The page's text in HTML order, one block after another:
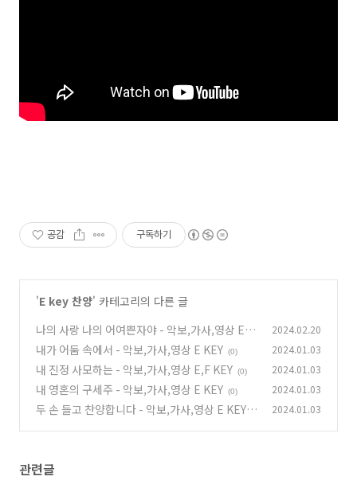
공감 구독하기
'E key 찬양' 카테고리의 다른 글
나의 사랑 나의 어여쁜자야 - 악보,가사,영상 E K
EY (0)
2024.02.20
내가 어둠 속에서 - 악보,가사,영상 E KEY (0) 2024.01.03
내 진정 사모하는 - 악보,가사,영상 E,F KEY (0) 2024.01.03
내 영혼의 구세주 - 악보,가사,영상 E KEY (0) 2024.01.03
두 손 들고 찬양합니다 - 악보,가사,영상 E KEY 2024.01.03
관련글